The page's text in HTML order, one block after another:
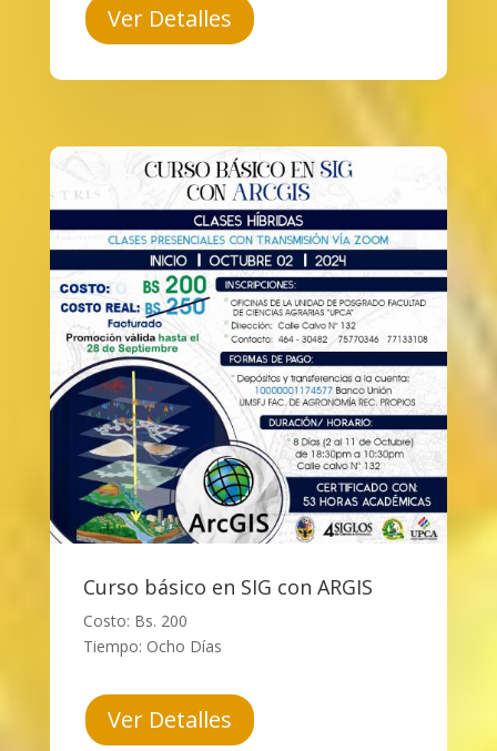
Ver Detalles
Curso básico en SIG con ARGIS
Costo: Bs. 200
Tiempo: Ocho Días
Ver Detalles